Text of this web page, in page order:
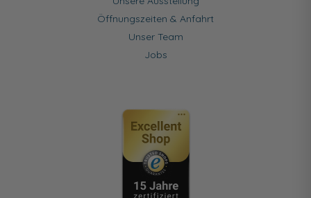
Öffnungszeiten & Anfahrt
Unser Team
Jobs